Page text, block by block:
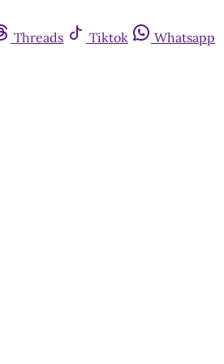
Threads Tiktok Whatsapp